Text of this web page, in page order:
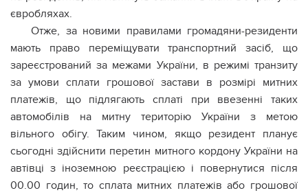
євробляхах.
Отже, за новими правилами громадяни-резиденти
мають право переміщувати транспортний засіб, що
зареєстрований за межами України, в режимі транзиту
за умови сплати грошової застави в розмірі митних
платежів, що підлягають сплаті при ввезенні таких
автомобілів на митну територію України з метою
вільного обігу. Таким чином, якщо резидент планує
сьогодні здійснити перетин митного кордону України на
автівці з іноземною реєстрацією і повернутися після
00.00 годин, то сплата митних платежів або грошової